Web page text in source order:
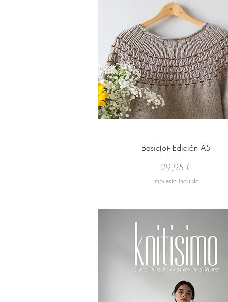
Vista rápida
Basic(o)- Edición A5
Precio
29,95 €
Impuesto incluido